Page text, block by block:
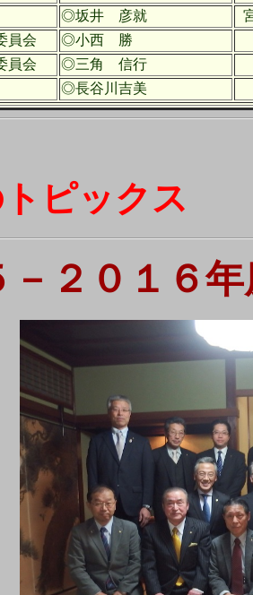
◎坂井 彦就
員会
◎小西 勝
員会
◎三角 信行
◎長谷川吉美
ピックス
－２０１６